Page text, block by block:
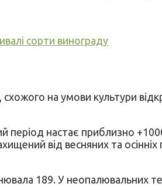
сорти винограду
на умови культури
період настає приблизно
від весняних та
189. У неопалювальних